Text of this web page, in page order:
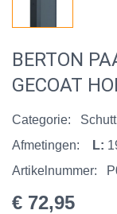
BERTON
GECOAT
Categorie:
Afmetingen:
L:
Artikelnummer:
€ 72,95